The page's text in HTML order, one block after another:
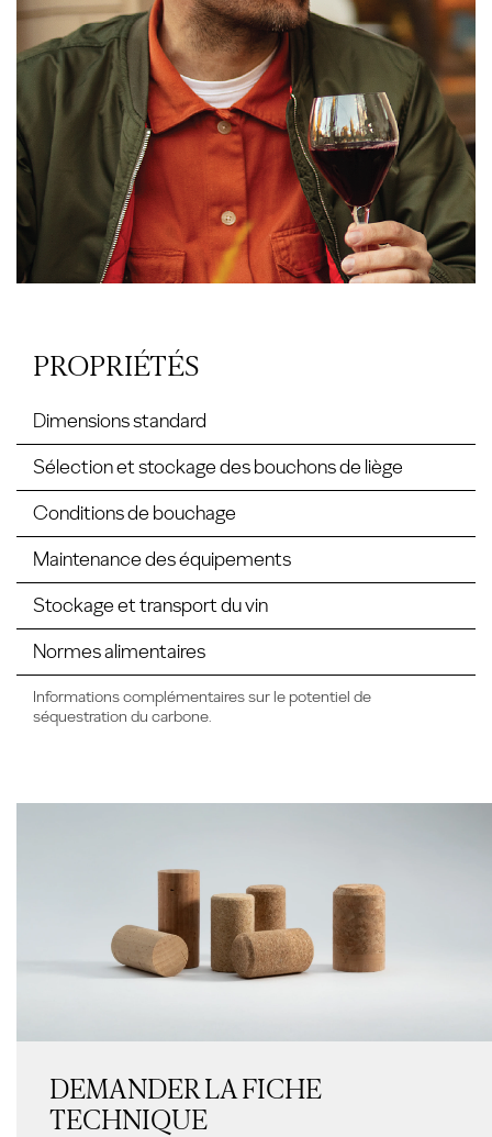
PROPRIÉTÉS
Dimensions standard
Sélection et stockage des bouchons de liège
Conditions de bouchage
Maintenance des équipements
Stockage et transport du vin
Normes alimentaires
Informations complémentaires sur le potentiel de
séquestration du carbone.
DEMANDER LA FICHE
TECHNIQUE